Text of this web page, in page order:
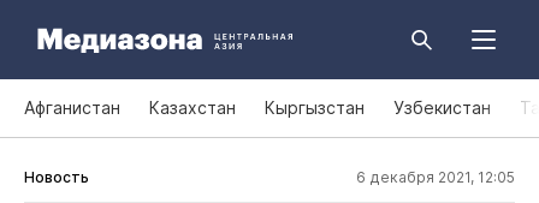
Афганистан Казахстан Кыргызстан Узбекистан
Новость 6 декабря 2021, 12:05